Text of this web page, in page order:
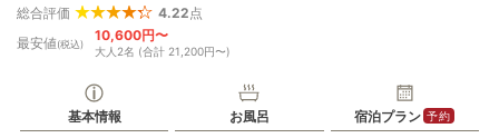
総合評価 4.22 点
最安値(税込)
10,600円〜
大人2名 (合計 21,200円〜)
基本情報 お風呂 宿泊プラン 予約